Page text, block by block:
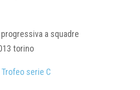
a squadre
torino
serie C